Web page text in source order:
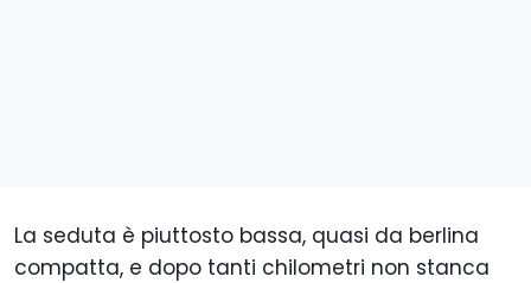
La seduta è piuttosto bassa, quasi da berlina
compatta, e dopo tanti chilometri non stanca